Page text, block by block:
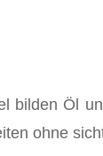
bilden Öl
ohne